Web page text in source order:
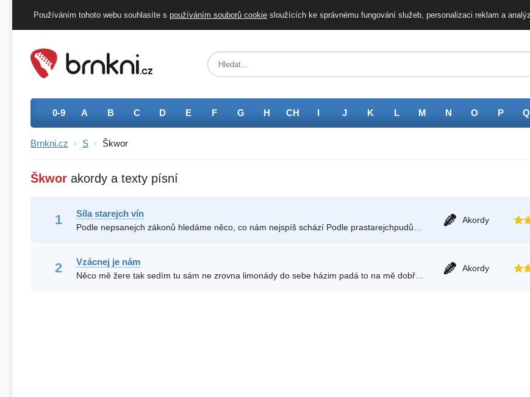
Používáním tohoto webu souhlasíte s používáním souborů cookie sloužících ke správnému fungování služeb, personalizaci reklam a
0-9 A B C D E F G H CH I J K L M N O P Q
Brnkni.cz › S › Škwor
Škwor akordy a texty písní
Síla starejch vín
Akordy
Vzácnej je nám
Akordy